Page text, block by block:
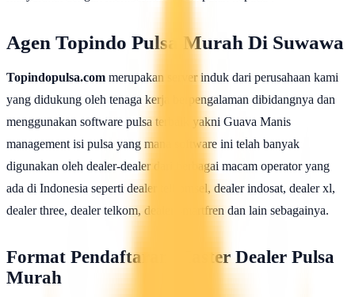
Agen Topindo Pulsa Murah Di Suwawa
Topindopulsa.com merupakan server induk dari perusahaan kami
yang didukung oleh tenaga kerja berpengalaman dibidangnya dan
menggunakan software pulsa terbaik yakni Guava Manis
management isi pulsa yang mana software ini telah banyak
digunakan oleh dealer-dealer dari berbagai macam operator yang
ada di Indonesia seperti dealer telkomsel, dealer indosat, dealer xl,
dealer three, dealer telkom, dealer smartfren dan lain sebagainya.
Format Pendaftaran Master Dealer Pulsa
Murah